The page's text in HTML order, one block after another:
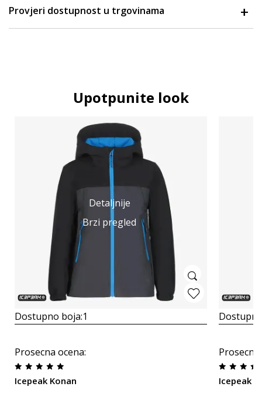
Provjeri dostupnost u trgovinama
Upotpunite look
Detaljnije
Brzi pregled
Dostupno boja:1
Prosecna ocena:
Icepeak Konan Icepeak